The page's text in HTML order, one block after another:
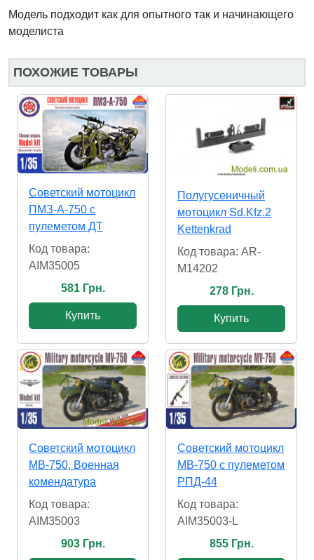
Модель подходит как для опытного так и начинающего
моделиста
ПОХОЖИЕ ТОВАРЫ
Советский мотоцикл
ПМЗ-А-750 с
пулеметом ДТ
Код товара:
AIM35005
581 Грн.
Купить
Полугусеничный
мотоцикл Sd.Kfz.2
Kettenkrad
Код товара: AR-
M14202
278 Грн.
Купить
Советский мотоцикл
МВ-750, Военная
комендатура
Код товара:
AIM35003
903 Грн.
Советский мотоцикл
МВ-750 с пулеметом
РПД-44
Код товара:
AIM35003-L
855 Грн.